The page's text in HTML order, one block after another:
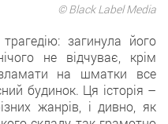
© Black Label Media
загинула його
не відчуває, крім
на шматки все
будинок. Ця історія –
жанрів, і дивно, як